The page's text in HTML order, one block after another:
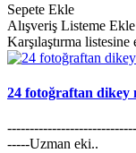
Sepete Ekle
Alışveriş Listeme Ekle
Karşılaştırma listesine
24 fotoğraftan dikey
-----Uzman eki..